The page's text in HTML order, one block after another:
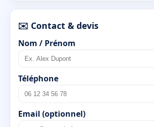
✉️ Contact & devis
Nom / Prénom
Téléphone
Email (optionnel)